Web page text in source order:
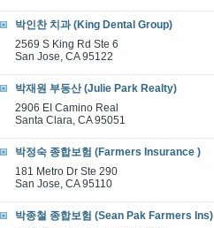
박인찬 치과 (King Dental Group)
2569 S King Rd Ste 6
San Jose, CA 95122
박재원 부동산 (Julie Park Realty)
2906 EI Camino Real
Santa Clara, CA 95051
박정숙 종합보험 (Farmers Insurance )
181 Metro Dr Ste 290
San Jose, CA 95110
박종철 종합보험 (Sean Pak Farmers Ins)